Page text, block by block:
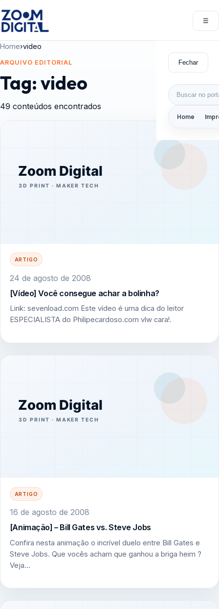
☰
Fechar
Buscar por:
Home
Home›video
ARQUIVO EDITORIAL
Tag:video
49 conteúdos encontrados
ARTIGO
24 de agosto de 2008
[Vídeo] Você consegue achar a bolinha?
Link: sevenload.com Este vídeo é uma dica do leitor
ESPECIALISTA do Philipecardoso.com vlw cara!.
ARTIGO
16 de agosto de 2008
[Animação] – Bill Gates vs. Steve Jobs
Confira nesta animação o incrível duelo entre Bill Gates e
Steve Jobs. Que vocês acham que ganhou a briga heim ?
Veja…